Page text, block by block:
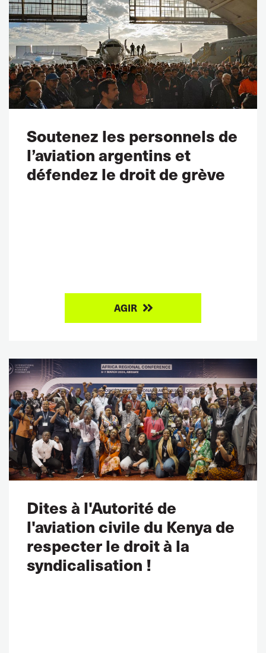
Soutenez les personnels de
l’aviation argentins et
défendez le droit de grève
AGIR
Dites à l'Autorité de
l'aviation civile du Kenya de
respecter le droit à la
syndicalisation !